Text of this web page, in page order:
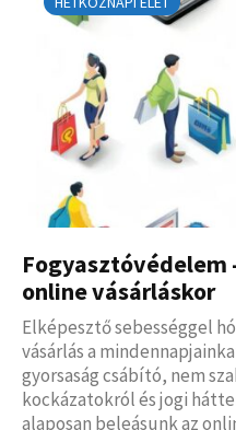
online vásárláskor
Elképesztő sebességgel
vásárlás a
gyorsaság csábító, nem
kockázatokról és jogi
alaposan beleásunk az